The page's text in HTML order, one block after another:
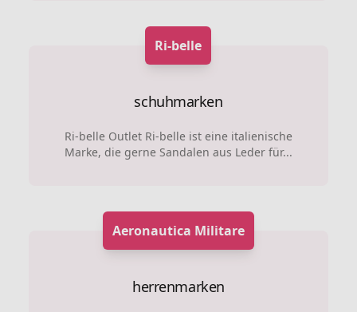
Ri-belle
schuhmarken
Ri-belle Outlet Ri-belle ist eine italienische
Marke, die gerne Sandalen aus Leder für...
Aeronautica Militare
herrenmarken